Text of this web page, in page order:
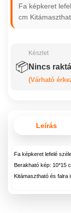
Fa képkeret
cm
📦
Készlet
Nincs
(Várható
Leírás
Fa képkeret lefelé
Berakható kép: 10*15
Kitámasztható és falra